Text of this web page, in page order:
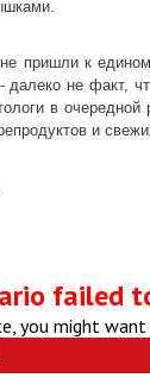
пришли к
- далеко не факт,
в
и
failed
you might